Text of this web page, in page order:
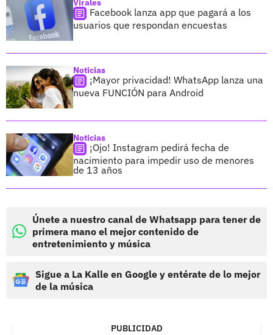
Facebook lanza app que pagará a los
usuarios que respondan encuestas
Noticias
¡Mayor privacidad! WhatsApp lanza una
nueva FUNCIÓN para Android
Noticias
¡Ojo! Instagram pedirá fecha de
nacimiento para impedir uso de menores
de 13 años
Únete a nuestro canal de Whatsapp para tener de
primera mano el mejor contenido de
entretenimiento y música
Sigue a La Kalle en Google y entérate de lo mejor
de la música
PUBLICIDAD